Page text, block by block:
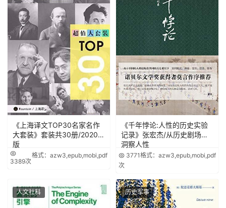
《上海译文TOP30名家名作
大套装》套装共30册/2020年
版
3389次
格式：azw3,epub,mobi,pdf
《千年悖论:人性的历史实验
记录》张宏杰/从历史剧场里
洞察人性
3771
次
格式：azw3,epub,mobi,pdf
人文社科 历史军事